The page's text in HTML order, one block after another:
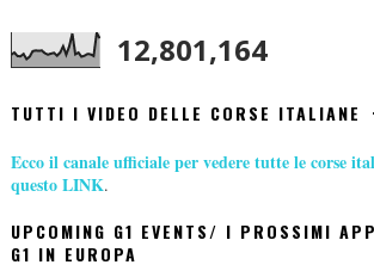
12,801,164
TUTTI I VIDEO DELLE CORSE ITALIANE
Ecco il canale ufficiale per vedere tutte le corse
questo LINK.
UPCOMING G1 EVENTS/ I PROSSIMI
G1 IN EUROPA